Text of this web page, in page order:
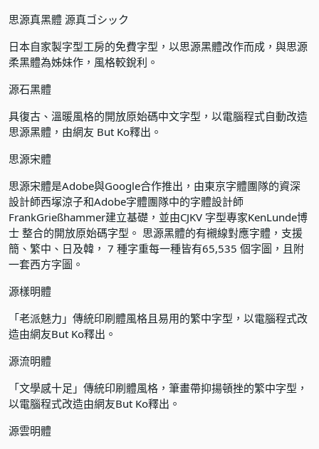
思源真黑體 源真ゴシック
日本自家製字型工房的免費字型，以思源黑體改作而成，與思源
柔黑體為姊妹作，風格較銳利。
源石黑體
具復古、溫暖風格的開放原始碼中文字型，以電腦程式自動改造
思源黑體，由網友 But Ko釋出。
思源宋體
思源宋體是Adobe與Google合作推出，由東京字體團隊的資深
設計師西塚涼子和Adobe字體團隊中的字體設計師
FrankGrießhammer建立基礎，並由CJKV 字型專家KenLunde博
士 整合的開放原始碼字型。 思源黑體的有襯線對應字體，支援
簡、繁中、日及韓， 7 種字重每一種皆有65,535 個字圖，且附
一套西方字圖。
源樣明體
「老派魅力」傳統印刷體風格且易用的繁中字型，以電腦程式改
造由網友But Ko釋出。
源流明體
「文學感十足」傳統印刷體風格，筆畫帶抑揚頓挫的繁中字型，
以電腦程式改造由網友But Ko釋出。
源雲明體